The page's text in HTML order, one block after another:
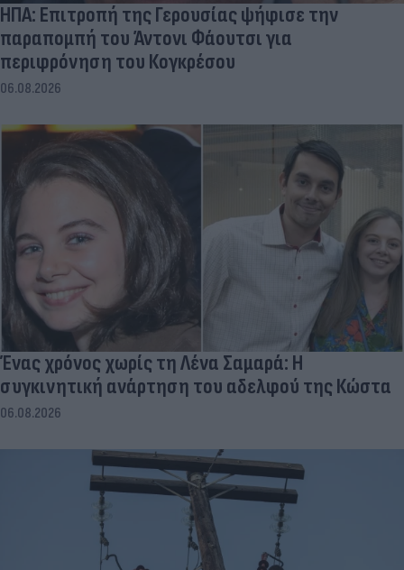
ΗΠΑ: Επιτροπή της Γερουσίας ψήφισε την
παραπομπή του Άντονι Φάουτσι για
περιφρόνηση του Κογκρέσου
06.08.2026
Ένας χρόνος χωρίς τη Λένα Σαμαρά: Η
συγκινητική ανάρτηση του αδελφού της Κώστα
06.08.2026